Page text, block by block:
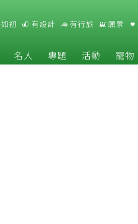
初 有設計 有行旅 願景
名人 專題 活動 寵物